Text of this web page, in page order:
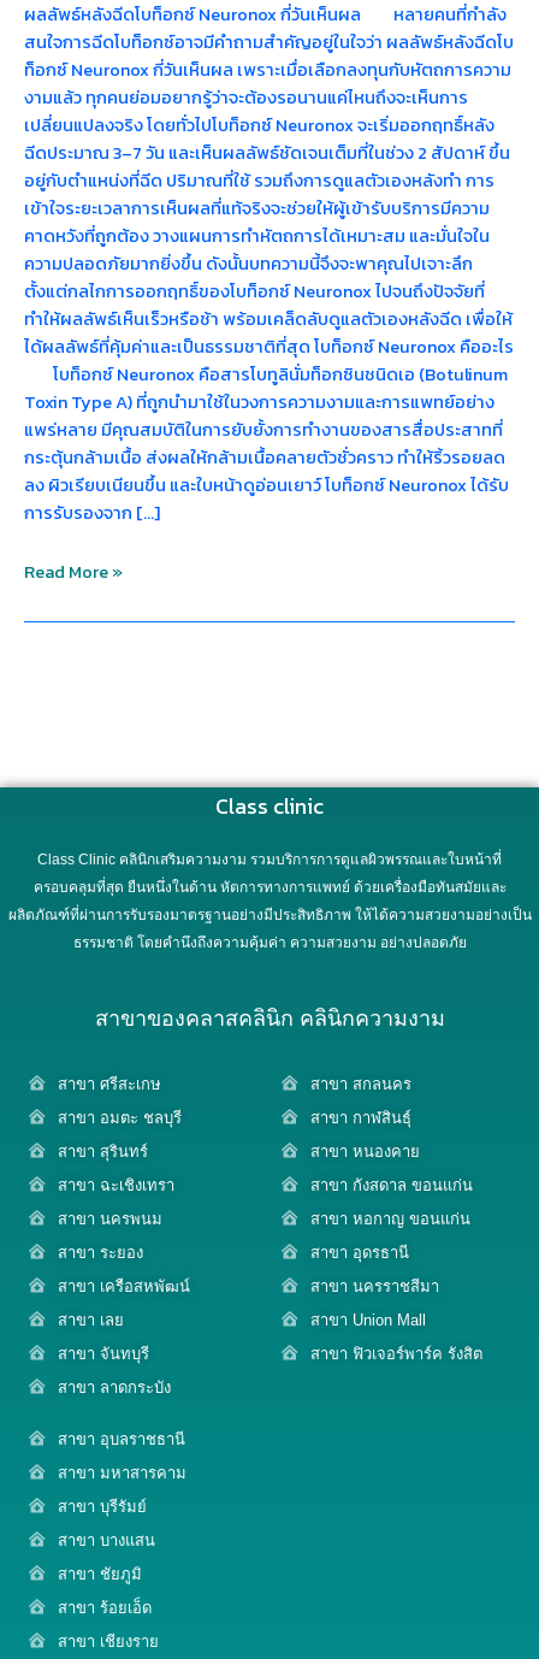
ผลลัพธ์หลังฉีดโบท็อกซ์ Neuronox กี่วันเห็นผล หลายคนที่กำลัง
สนใจการฉีดโบท็อกซ์อาจมีคำถามสำคัญอยู่ในใจว่า ผลลัพธ์หลังฉีดโบ
ท็อกซ์ Neuronox กี่วันเห็นผล เพราะเมื่อเลือกลงทุนกับหัตถการความ
งามแล้ว ทุกคนย่อมอยากรู้ว่าจะต้องรอนานแค่ไหนถึงจะเห็นการ
เปลี่ยนแปลงจริง โดยทั่วไปโบท็อกซ์ Neuronox จะเริ่มออกฤทธิ์หลัง
ฉีดประมาณ 3–7 วัน และเห็นผลลัพธ์ชัดเจนเต็มที่ในช่วง 2 สัปดาห์ ขึ้น
อยู่กับตำแหน่งที่ฉีด ปริมาณที่ใช้ รวมถึงการดูแลตัวเองหลังทำ การ
เข้าใจระยะเวลาการเห็นผลที่แท้จริงจะช่วยให้ผู้เข้ารับบริการมีความ
คาดหวังที่ถูกต้อง วางแผนการทำหัตถการได้เหมาะสม และมั่นใจใน
ความปลอดภัยมากยิ่งขึ้น ดังนั้นบทความนี้จึงจะพาคุณไปเจาะลึก
ตั้งแต่กลไกการออกฤทธิ์ของโบท็อกซ์ Neuronox ไปจนถึงปัจจัยที่
ทำให้ผลลัพธ์เห็นเร็วหรือช้า พร้อมเคล็ดลับดูแลตัวเองหลังฉีด เพื่อให้
ได้ผลลัพธ์ที่คุ้มค่าและเป็นธรรมชาติที่สุด โบท็อกซ์ Neuronox คืออะไร
โบท็อกซ์ Neuronox คือสารโบทูลินั่มท็อกซินชนิดเอ (Botulinum
Toxin Type A) ที่ถูกนำมาใช้ในวงการความงามและการแพทย์อย่าง
แพร่หลาย มีคุณสมบัติในการยับยั้งการทำงานของสารสื่อประสาทที่
กระตุ้นกล้ามเนื้อ ส่งผลให้กล้ามเนื้อคลายตัวชั่วคราว ทำให้ริ้วรอยลด
ลง ผิวเรียบเนียนขึ้น และใบหน้าดูอ่อนเยาว์ โบท็อกซ์ Neuronox ได้รับ
การรับรองจาก […]
Read More »
Class clinic
Class Clinic คลินิกเสริมความงาม รวมบริการการดูแลผิวพรรณและใบหน้าที่
ครอบคลุมที่สุด ยืนหนึ่งในด้าน หัตการทางการแพทย์ ด้วยเครื่องมือทันสมัยและ
ผลิตภัณฑ์ที่ผ่านการรับรองมาตรฐานอย่างมีประสิทธิภาพ ให้ได้ความสวยงามอย่างเป็น
ธรรมชาติ โดยคำนึงถึงความคุ้มค่า ความสวยงาม อย่างปลอดภัย
สาขาของคลาสคลินิก คลินิกความงาม
สาขา ศรีสะเกษ
สาขา อมตะ ชลบุรี
สาขา สุรินทร์
สาขา ฉะเชิงเทรา
สาขา นครพนม
สาขา ระยอง
สาขา เครือสหพัฒน์
สาขา เลย
สาขา จันทบุรี
สาขา ลาดกระบัง
สาขา สกลนคร
สาขา กาฬสินธุ์
สาขา หนองคาย
สาขา กังสดาล ขอนแก่น
สาขา หอกาญ ขอนแก่น
สาขา อุดรธานี
สาขา นครราชสีมา
สาขา Union Mall
สาขา ฟิวเจอร์พาร์ค รังสิต
สาขา อุบลราชธานี
สาขา มหาสารคาม
สาขา บุรีรัมย์
สาขา บางแสน
สาขา ชัยภูมิ
สาขา ร้อยเอ็ด
สาขา เชียงราย